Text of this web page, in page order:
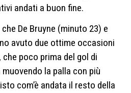
andati a buon fine.
De Bruyne (minuto 23) e
avuto due ottime occasioni
poco prima del gol di
la palla con più
com’è andata il resto della